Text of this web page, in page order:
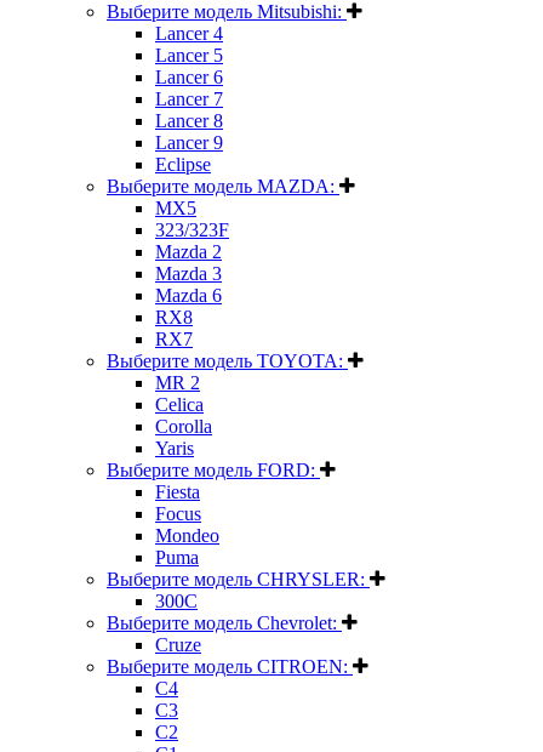
Выберите модель Mitsubishi:
Lancer 4
Lancer 5
Lancer 6
Lancer 7
Lancer 8
Lancer 9
Eclipse
Выберите модель MAZDA:
MX5
323/323F
Mazda 2
Mazda 3
Mazda 6
RX8
RX7
Выберите модель TOYOTA:
MR 2
Celica
Corolla
Yaris
Выберите модель FORD:
Fiesta
Focus
Mondeo
Puma
Выберите модель CHRYSLER:
300C
Выберите модель Chevrolet:
Cruze
Выберите модель CITROEN:
C4
C3
C2